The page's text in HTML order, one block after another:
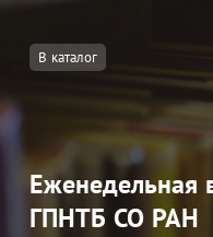
В каталог
Еженедельная
ГПНТБ СО РАН